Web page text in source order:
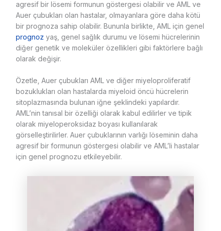
agresif bir lösemi formunun göstergesi olabilir ve AML ve
Auer çubukları olan hastalar, olmayanlara göre daha kötü
bir prognoza sahip olabilir. Bununla birlikte, AML için genel
prognoz yaş, genel sağlık durumu ve lösemi hücrelerinin
diğer genetik ve moleküler özellikleri gibi faktörlere bağlı
olarak değişir.
Özetle, Auer çubukları AML ve diğer miyeloproliferatif
bozuklukları olan hastalarda miyeloid öncü hücrelerin
sitoplazmasında bulunan iğne şeklindeki yapılardır.
AML’nin tanısal bir özelliği olarak kabul edilirler ve tipik
olarak miyeloperoksidaz boyası kullanılarak
görselleştirilirler. Auer çubuklarının varlığı löseminin daha
agresif bir formunun göstergesi olabilir ve AML’li hastalar
için genel prognozu etkileyebilir.